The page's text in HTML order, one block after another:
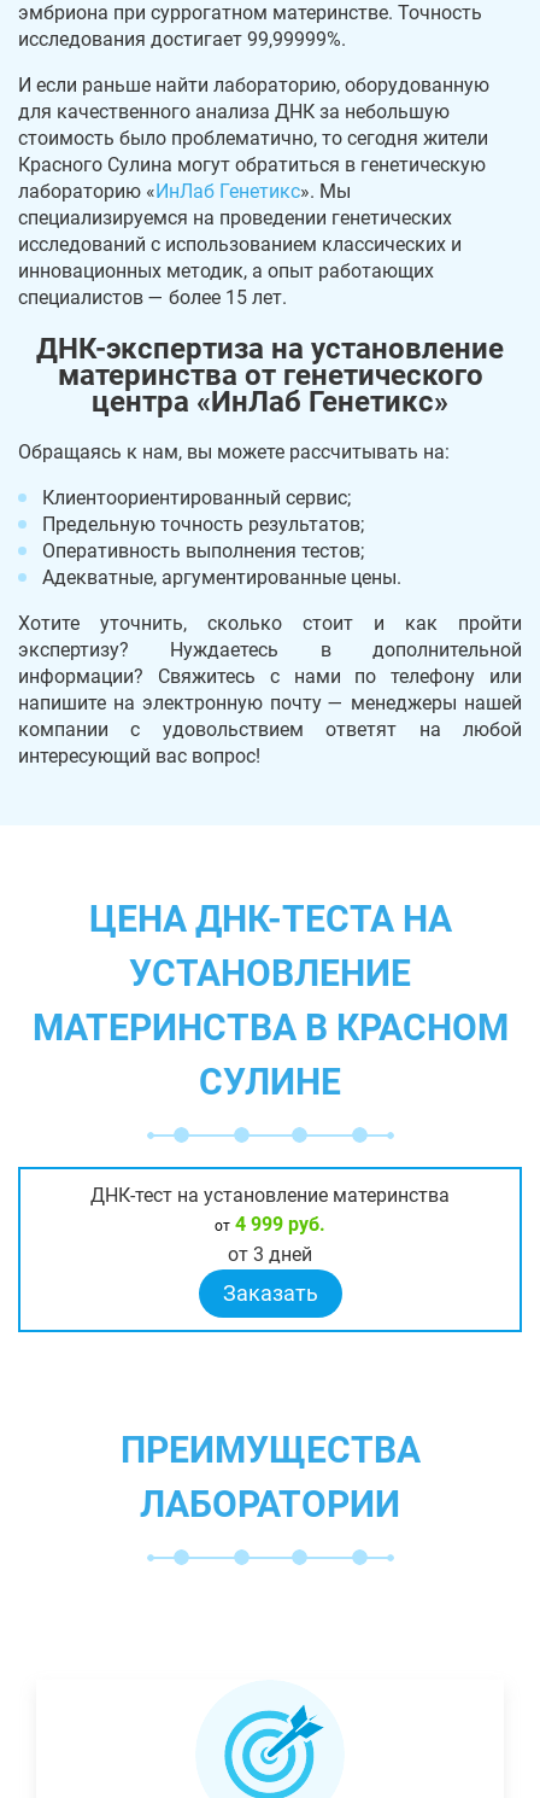
эмбриона при суррогатном материнстве. Точность
исследования достигает 99,99999%.
И если раньше найти лабораторию, оборудованную
для качественного анализа ДНК за небольшую
стоимость было проблематично, то сегодня жители
Красного Сулина могут обратиться в генетическую
лабораторию « ИнЛаб Генетикс». Мы
специализируемся на проведении генетических
исследований с использованием классических и
инновационных методик, а опыт работающих
специалистов — более 15 лет.
ДНК-экспертиза на установление
материнства от генетического
центра «ИнЛаб Генетикс»
Обращаясь к нам, вы можете рассчитывать на:
Клиентоориентированный сервис;
Предельную точность результатов;
Оперативность выполнения тестов;
Адекватные, аргументированные цены.
Хотите уточнить, сколько стоит и как пройти
экспертизу? Нуждаетесь в дополнительной
информации? Свяжитесь с нами по телефону или
напишите на электронную почту — менеджеры нашей
компании с удовольствием ответят на любой
интересующий вас вопрос!
ЦЕНА ДНК-ТЕСТА НА
УСТАНОВЛЕНИЕ
МАТЕРИНСТВА В КРАСНОМ
СУЛИНЕ
ДНК-тест на установление материнства
от 4 999 руб.
от 3 дней
Заказать
ПРЕИМУЩЕСТВА
ЛАБОРАТОРИИ